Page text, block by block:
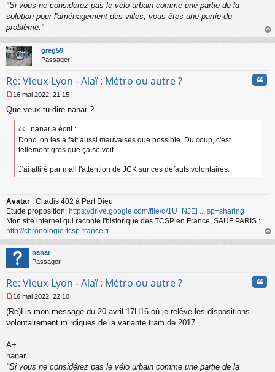
"Si vous ne considérez pas le vélo urbain comme une partie de la
solution pour l'aménagement des villes, vous êtes une partie du
problème."
au
greg59
Passager
Re: Vieux-Lyon - Alaï : Métro ou autre ?
e
s
u
16 mai 2022, 21:15
Que veux tu dire nanar ?
nanar a écrit :
Donc, on les a fait aussi mauvaises que possible. Du coup, c'est
tellement gros que ça se voit.
J'ai attiré par mail l'attention de JCK sur ces défauts volontaires.
Avatar : Citadis 402 à Part Dieu
Etude proposition: https://drive.google.com/file/d/1U_NJEj ... sp=sharing
Mon site internet qui raconte l'historique des TCSP en France, SAUF PARIS :
http://chronologie-tcsp-france.fr
au
nanar
Passager
Re: Vieux-Lyon - Alaï : Métro ou autre ?
e
s
g
e
n
16 mai 2022, 22:10
(Re)Lis mon message du 20 avril 17H16 où je relève les dispositions
volontairement m.rdiques de la variante tram de 2017
A+
nanar
"Si vous ne considérez pas le vélo urbain comme une partie de la